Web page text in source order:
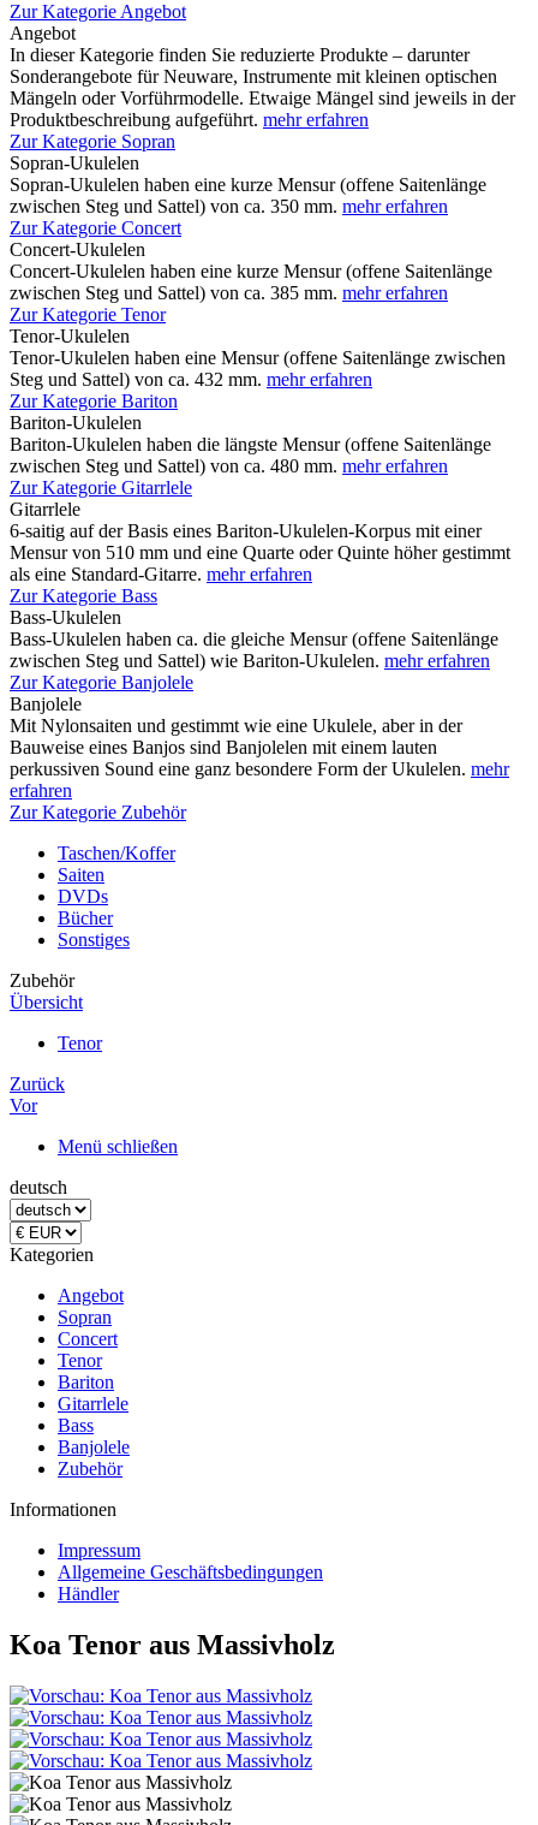
Zur Kategorie Angebot
Angebot
In dieser Kategorie finden Sie reduzierte Produkte – darunter
Sonderangebote für Neuware, Instrumente mit kleinen optischen
Mängeln oder Vorführmodelle. Etwaige Mängel sind jeweils in der
Produktbeschreibung aufgeführt. mehr erfahren
Zur Kategorie Sopran
Sopran-Ukulelen
Sopran-Ukulelen haben eine kurze Mensur (offene Saitenlänge
zwischen Steg und Sattel) von ca. 350 mm. mehr erfahren
Zur Kategorie Concert
Concert-Ukulelen
Concert-Ukulelen haben eine kurze Mensur (offene Saitenlänge
zwischen Steg und Sattel) von ca. 385 mm. mehr erfahren
Zur Kategorie Tenor
Tenor-Ukulelen
Tenor-Ukulelen haben eine Mensur (offene Saitenlänge zwischen
Steg und Sattel) von ca. 432 mm. mehr erfahren
Zur Kategorie Bariton
Bariton-Ukulelen
Bariton-Ukulelen haben die längste Mensur (offene Saitenlänge
zwischen Steg und Sattel) von ca. 480 mm. mehr erfahren
Zur Kategorie Gitarrlele
Gitarrlele
6-saitig auf der Basis eines Bariton-Ukulelen-Korpus mit einer
Mensur von 510 mm und eine Quarte oder Quinte höher gestimmt
als eine Standard-Gitarre. mehr erfahren
Zur Kategorie Bass
Bass-Ukulelen
Bass-Ukulelen haben ca. die gleiche Mensur (offene Saitenlänge
zwischen Steg und Sattel) wie Bariton-Ukulelen. mehr erfahren
Zur Kategorie Banjolele
Banjolele
Mit Nylonsaiten und gestimmt wie eine Ukulele, aber in der
Bauweise eines Banjos sind Banjolelen mit einem lauten
perkussiven Sound eine ganz besondere Form der Ukulelen. mehr
erfahren
Zur Kategorie Zubehör
Taschen/Koffer
Saiten
DVDs
Bücher
Sonstiges
Zubehör
Übersicht
Tenor
Zurück
Vor
Menü schließen
deutsch
Kategorien
Angebot
Sopran
Concert
Tenor
Bariton
Gitarrlele
Bass
Banjolele
Zubehör
Informationen
Impressum
Allgemeine Geschäftsbedingungen
Händler
Koa Tenor aus Massivholz